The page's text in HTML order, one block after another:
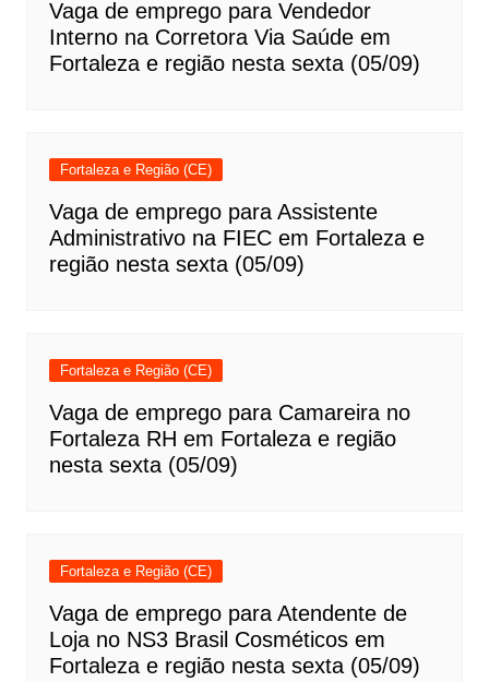
Vaga de emprego para Vendedor
Interno na Corretora Via Saúde em
Fortaleza e região nesta sexta (05/09)
Fortaleza e Região (CE)
Vaga de emprego para Assistente
Administrativo na FIEC em Fortaleza e
região nesta sexta (05/09)
Fortaleza e Região (CE)
Vaga de emprego para Camareira no
Fortaleza RH em Fortaleza e região
nesta sexta (05/09)
Fortaleza e Região (CE)
Vaga de emprego para Atendente de
Loja no NS3 Brasil Cosméticos em
Fortaleza e região nesta sexta (05/09)